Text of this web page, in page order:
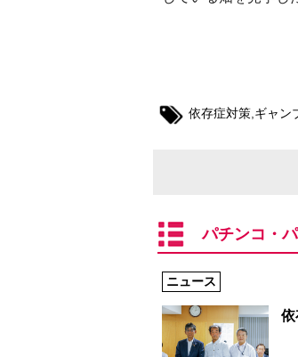
依存症対策,ギャン
パチンコ・
ニュース
依